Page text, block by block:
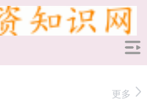
更多